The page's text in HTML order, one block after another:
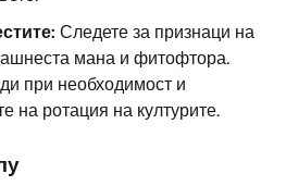
Следете за признаци на
мана и фитофтора.
при необходимост и
на ротация на културите.